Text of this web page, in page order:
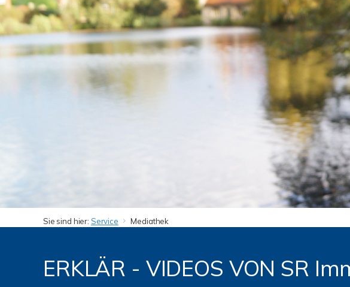
Sie sind hier: Service Mediathek
ERKLÄR - VIDEOS VON SR